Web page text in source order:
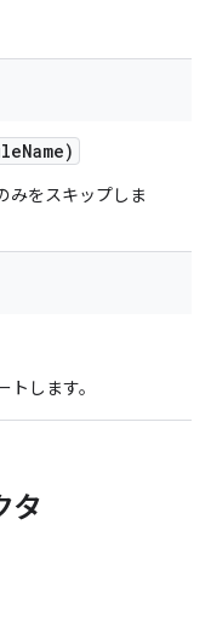
Name)
みをスキップしま
します。
タ